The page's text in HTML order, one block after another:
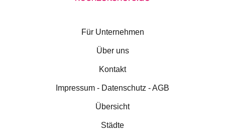
Für Unternehmen
Über uns
Kontakt
Impressum - Datenschutz - AGB
Übersicht
Städte